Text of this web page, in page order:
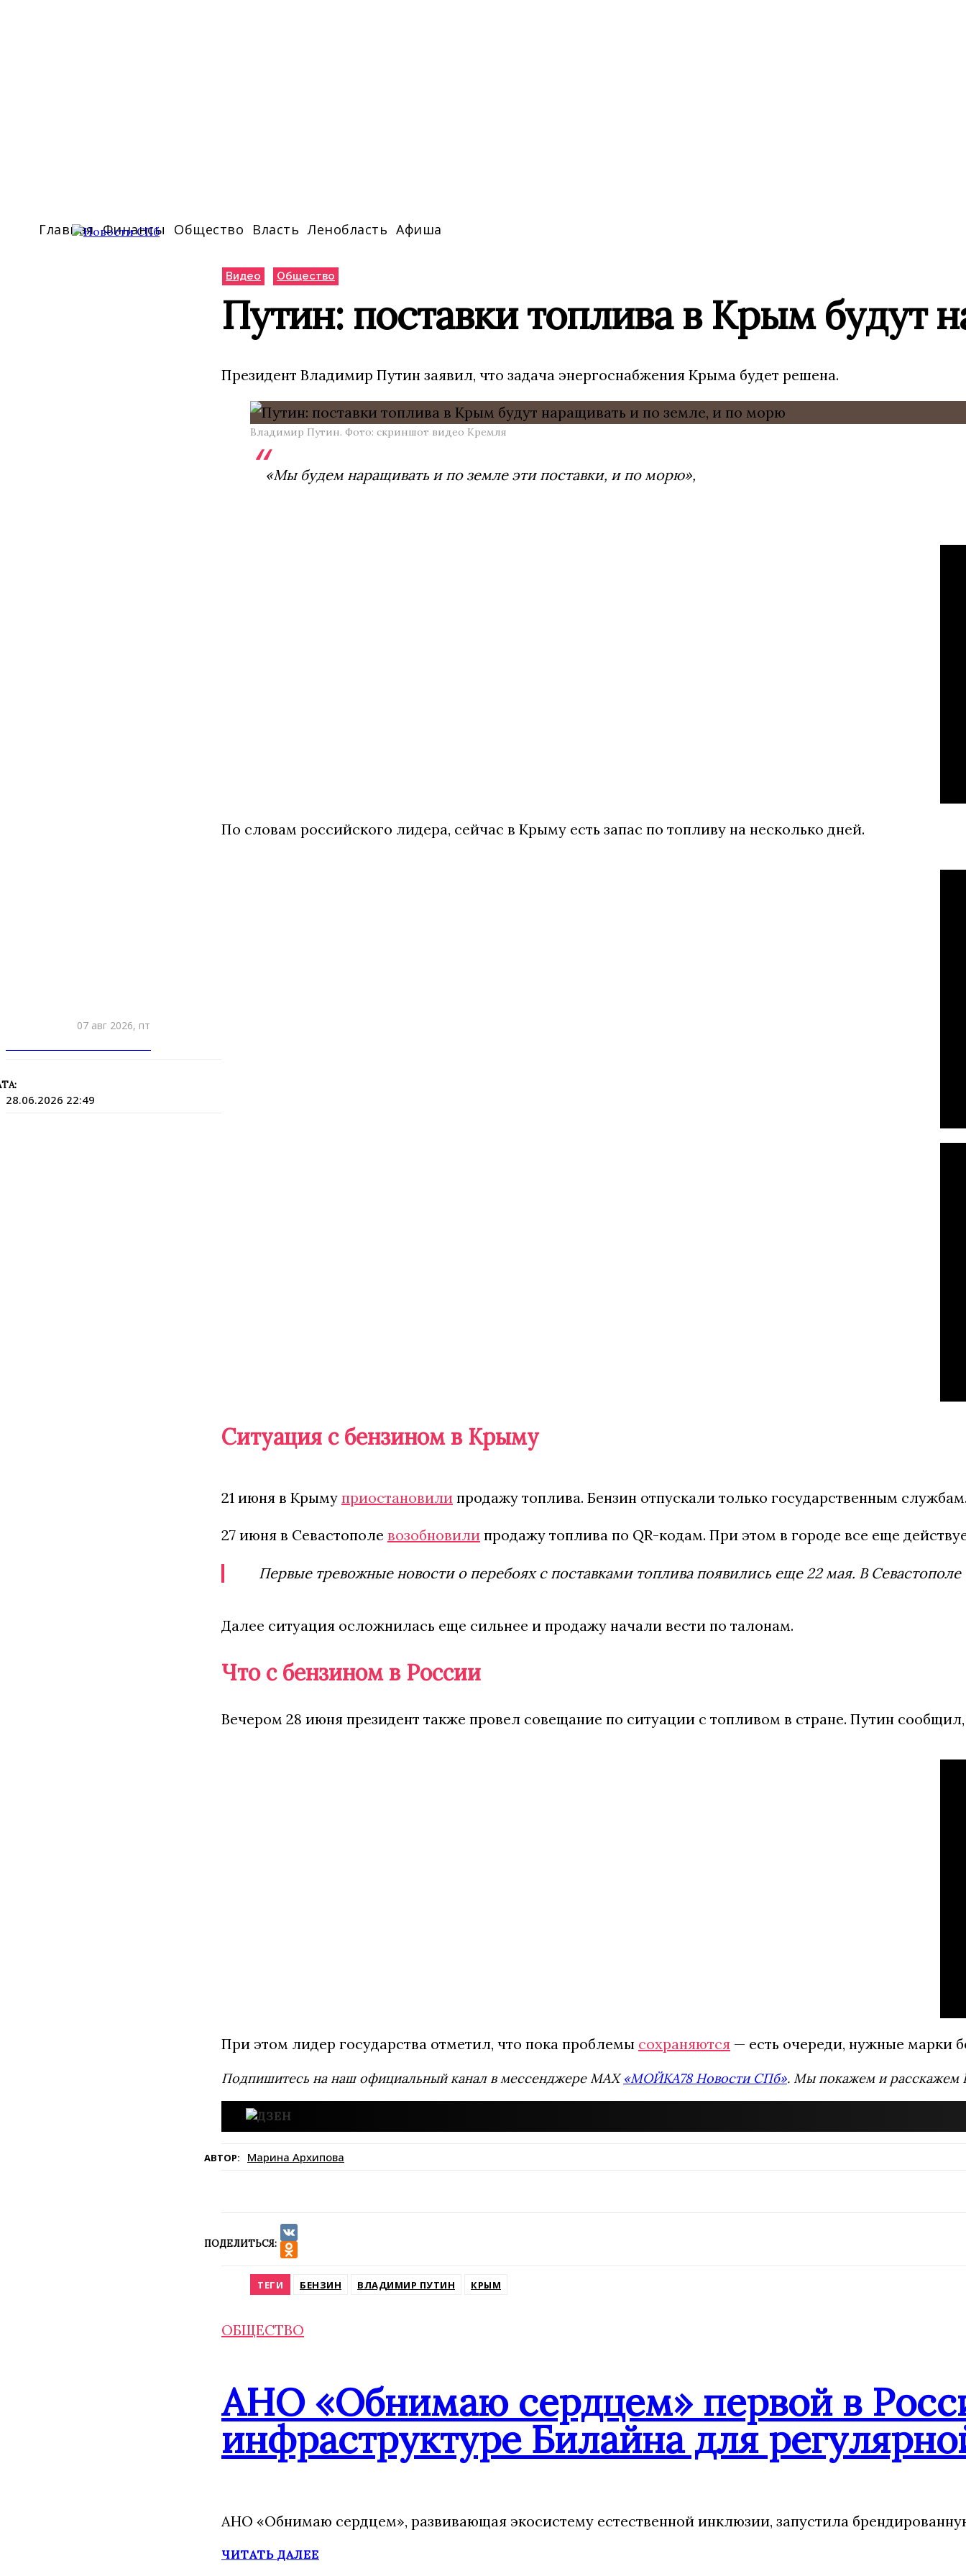
Главная Финансы Общество Власть Ленобласть Афиша
07 авг 2026, пт
28.06.2026 22:49
Видео Общество
Путин: поставки топлива в Крым будут
Президент Владимир Путин заявил, что задача энергоснабжения Крыма будет решена.
Владимир Путин. Фото: скриншот видео Кремля
«Мы будем наращивать и по земле эти поставки, и по морю»,
По словам российского лидера, сейчас в Крыму есть запас по топливу на несколько дней.
Ситуация с бензином в Крыму
21 июня в Крыму приостановили продажу топлива. Бензин отпускали только государственным
27 июня в Севастополе возобновили продажу топлива по QR-кодам. При этом в городе все еще
Первые тревожные новости о перебоях с поставками топлива появились еще 22 мая. В
Далее ситуация осложнилась еще сильнее и продажу начали вести по талонам.
Что с бензином в России
Вечером 28 июня президент также провел совещание по ситуации с топливом в стране. Путин
При этом лидер государства отметил, что пока проблемы сохраняются — есть очереди, нужные марки
Подпишитесь на наш официальный канал в мессенджере MAX«МОЙКА78 Новости СПб». Мы покажем и расскажем
АВТОР: Марина Архипова
ПОДЕЛИТЬСЯ:
VK
ТЕГИ БЕНЗИН ВЛАДИМИР ПУТИН КРЫМ
ОБЩЕСТВО
АНО «Обнимаю сердцем» первой в
инфраструктуре Билайна для
АНО «Обнимаю сердцем», развивающая экосистему естественной инклюзии, запустила
ЧИТАТЬ ДАЛЕЕ